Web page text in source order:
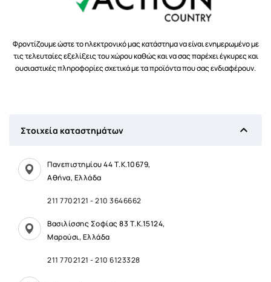
Φροντίζουμε ώστε το ηλεκτρονικό μας κατάστημα να είναι ενημερωμένο με
τις τελευταίες εξελίξεις του χώρου καθώς και να σας παρέχει έγκυρες και
ουσιαστικές πληροφορίες σχετικά με τα προϊόντα που σας ενδιαφέρουν.
Στοιχεία καταστημάτων 
Πανεπιστημίου 44 Τ.Κ.10679,
Αθήνα, Ελλάδα
211 7702121 -210 3646662
Βασιλίσσης Σοφίας 83 Τ.Κ.15124,
Μαρούσι, Ελλάδα
211 7702121 -210 6123328